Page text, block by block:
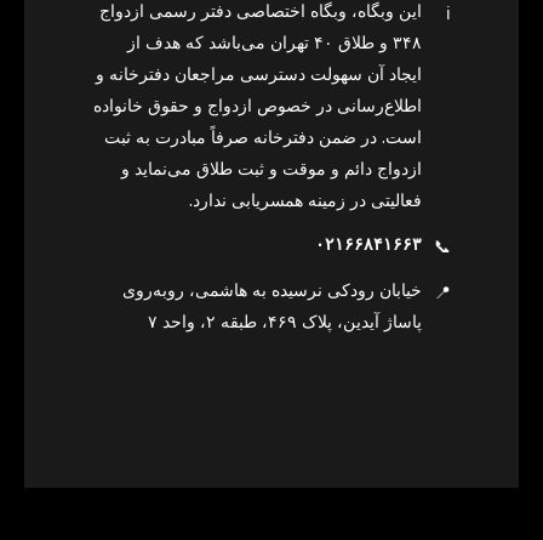
ℹ️
این وبگاه، وبگاه اختصاصی دفتر رسمی ازدواج
۳۴۸ و طلاق ۴۰ تهران می‌باشد که هدف از
ایجاد آن سهولت دسترسی مراجعان دفترخانه و
اطلاع‌رسانی در خصوص ازدواج و حقوق خانواده
است. در ضمن دفترخانه صرفاً مبادرت به ثبت
ازدواج دائم و موقت و ثبت طلاق می‌نماید و
فعالیتی در زمینه همسریابی ندارد.
📞 ۰۲۱۶۶۸۴۱۶۶۳
📍
خیابان رودکی نرسیده به هاشمی، روبه‌روی
پاساژ آیدین، پلاک ۴۶۹، طبقه ۲، واحد ۷